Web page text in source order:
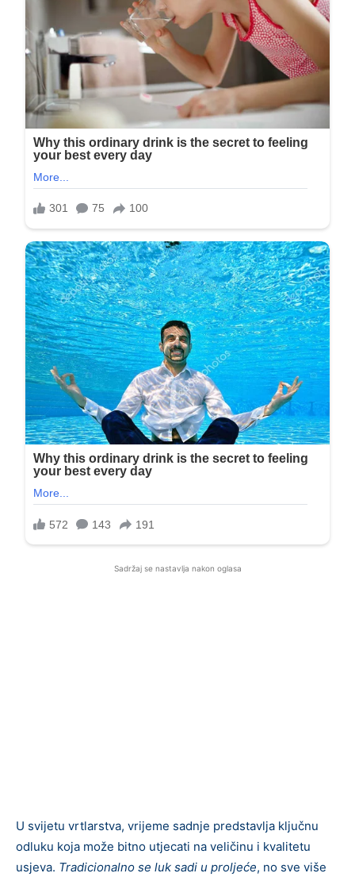
Sadržaj se nastavlja nakon oglasa
U svijetu vrtlarstva, vrijeme sadnje predstavlja ključnu
odluku koja može bitno utjecati na veličinu i kvalitetu
usjeva. Tradicionalno se luk sadi u proljeće, no sve više